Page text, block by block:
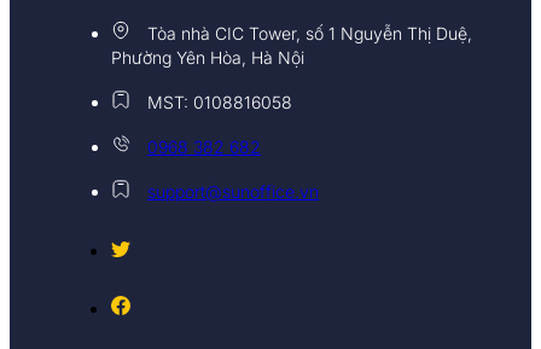
Tòa nhà CIC Tower, số 1 Nguyễn Thị Duệ,
Phường Yên Hòa, Hà Nội
MST: 0108816058
0968 382 682
support@sunoffice.vn